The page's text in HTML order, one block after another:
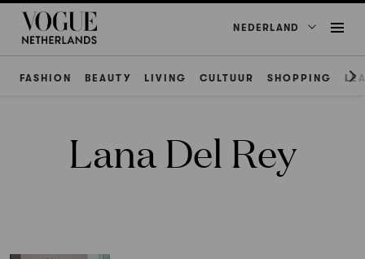
NEDERLAND
FASHION BEAUTY LIVING CULTUUR SHOPPING
Lana Del Rey